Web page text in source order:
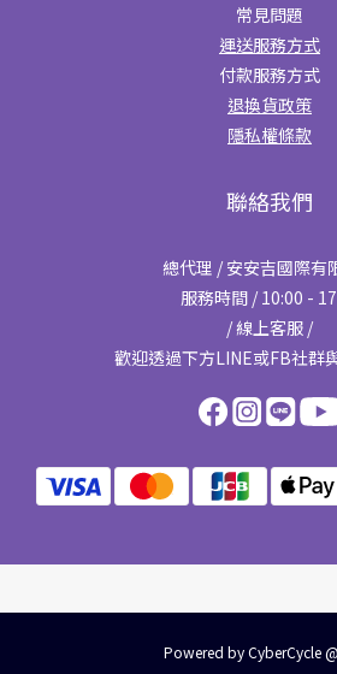
常見問題
運送服務方式
付款服務方式
退換貨政策
隱私權條款
聯絡我們
總代理 / 安安吉國際有
服務時間 / 10:00 -
/ 線上客服 /
歡迎透過下方LINE或FB社群
Powered by CyberCycle